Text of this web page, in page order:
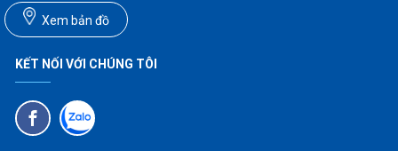
Xem bản đồ
KẾT NỐI VỚI CHÚNG TÔI